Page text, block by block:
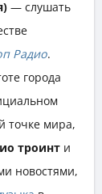
— слушать
Радио.
города
точке мира,
троинт и
новостями,